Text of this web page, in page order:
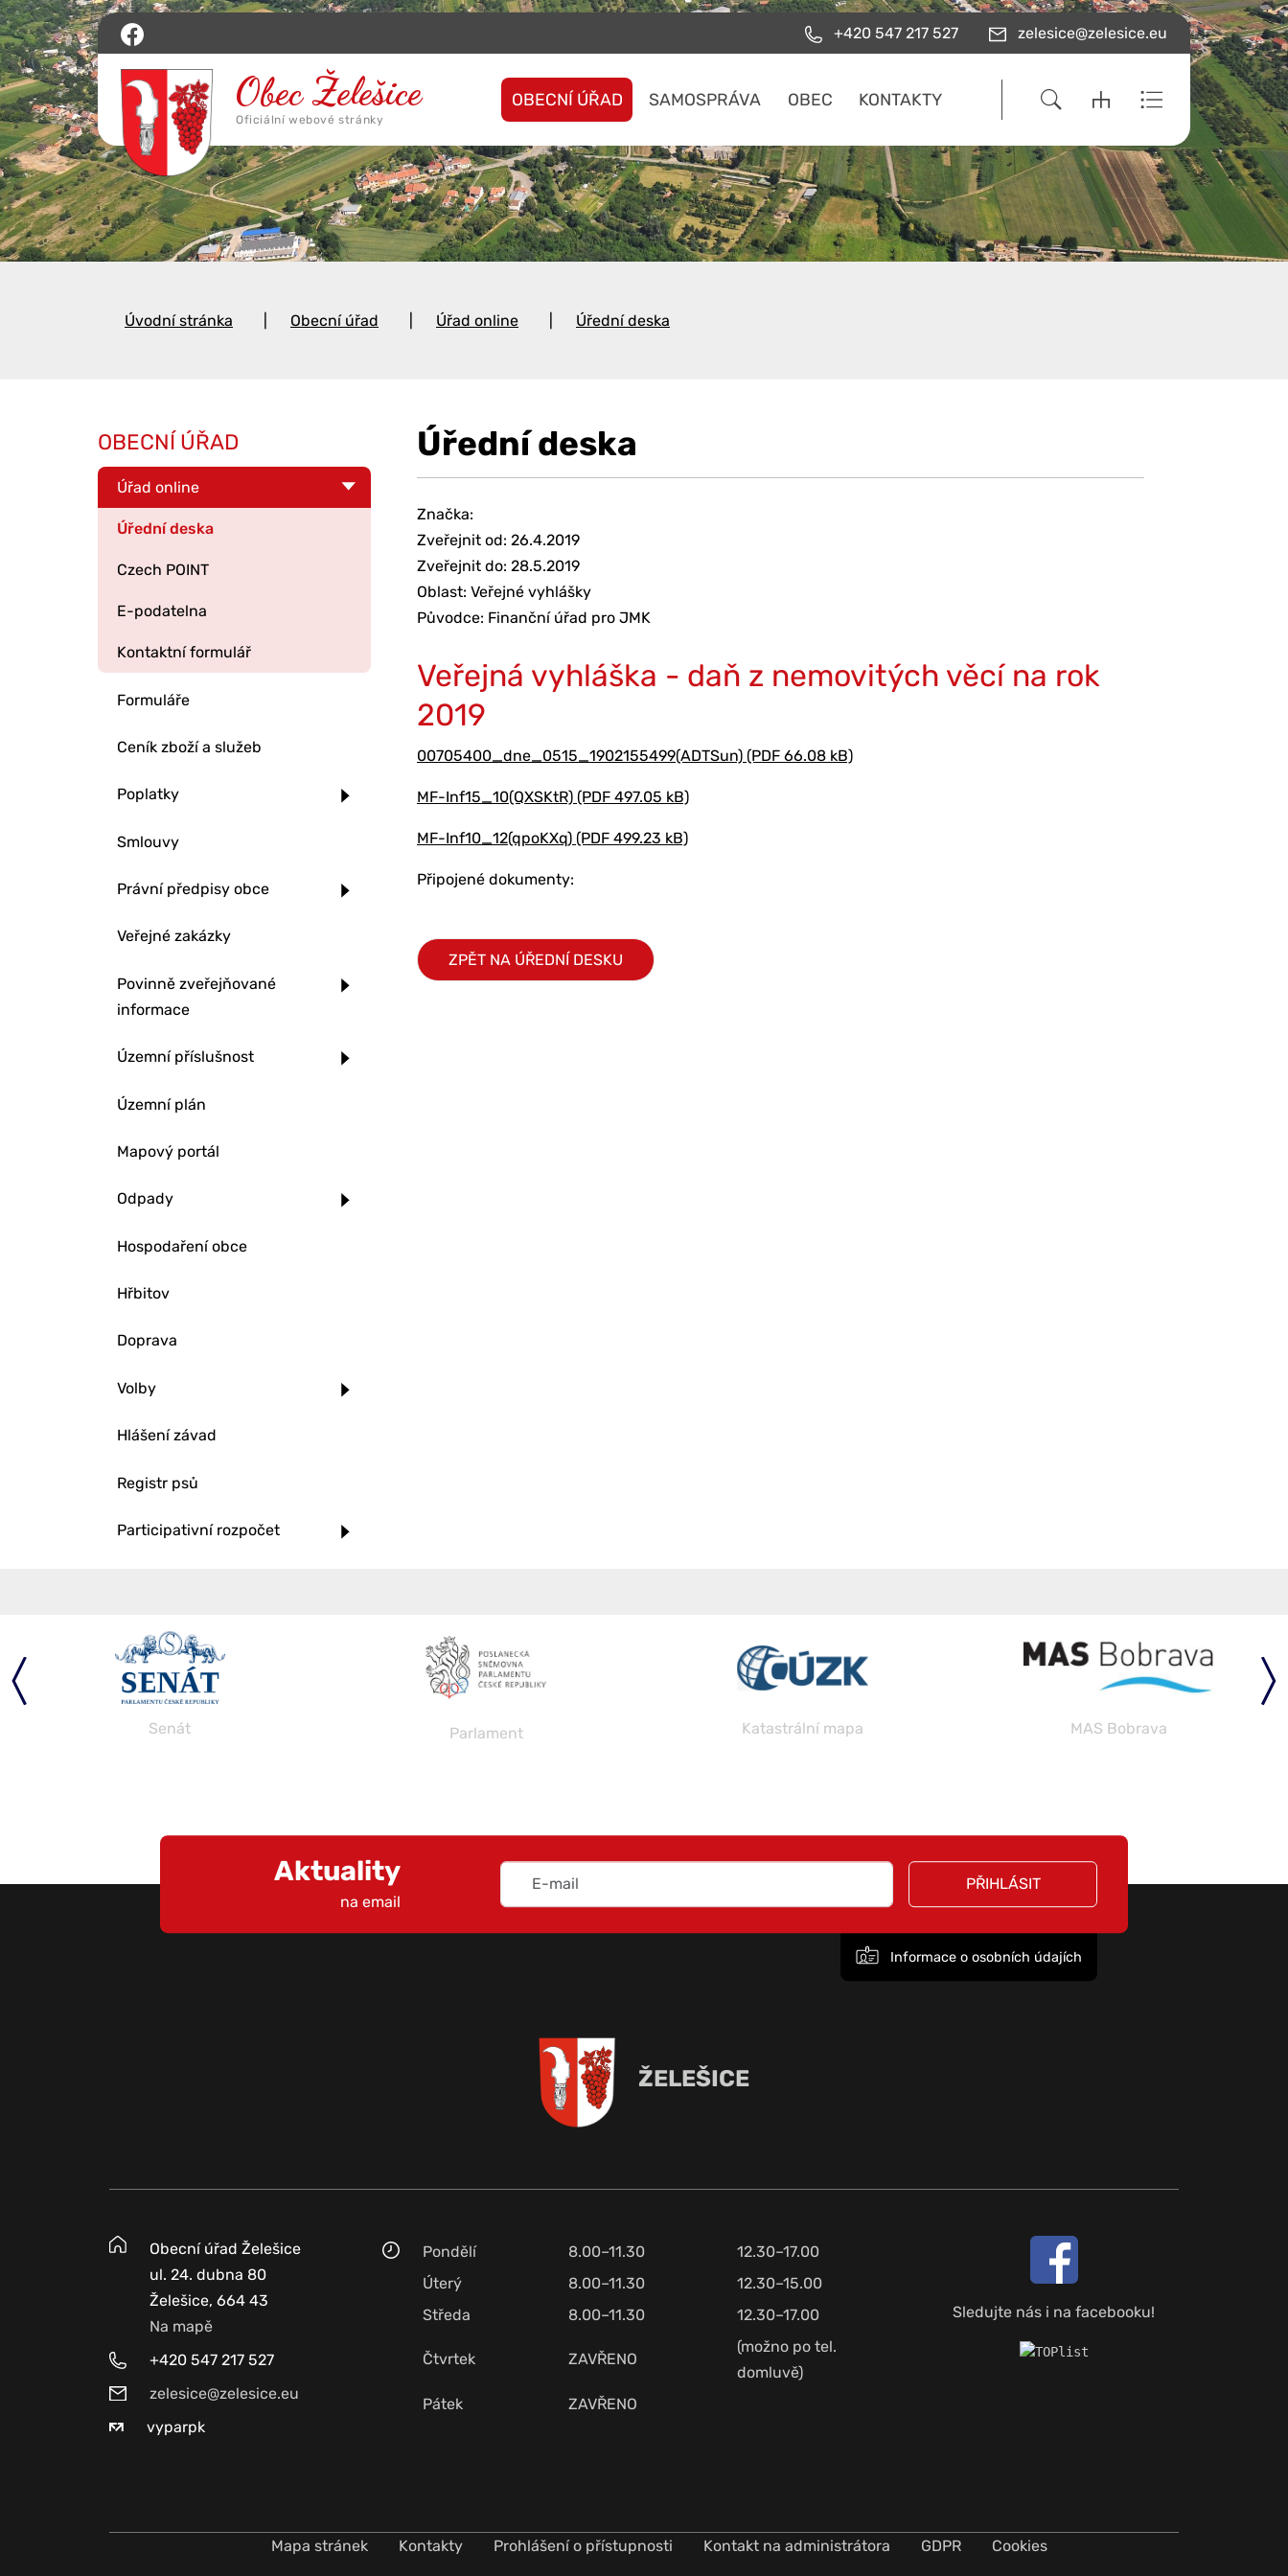
+420 547 217 527 zelesice@zelesice.eu
OBECNÍ ÚŘAD SAMOSPRÁVA OBEC KONTAKTY
Úvodní stránka Obecní úřad Úřad online Úřední deska
Úřední deska
Značka:
Zveřejnit od: 26.4.2019
Zveřejnit do: 28.5.2019
Oblast: Veřejné vyhlášky
Původce: Finanční úřad pro JMK
Veřejná vyhláška - daň z nemovitých věcí na rok
2019
00705400_dne_0515_1902155499(ADTSun) (PDF 66.08 kB)
MF-Inf15_10(QXSKtR) (PDF 497.05 kB)
MF-Inf10_12(qpoKXq) (PDF 499.23 kB)
Připojené dokumenty:
ZPĚT NA ÚŘEDNÍ DESKU
OBECNÍ ÚŘAD
Úřad online
Úřední deska
Czech POINT
E-podatelna
Kontaktní formulář
Formuláře
Ceník zboží a služeb
Poplatky
Smlouvy
Právní předpisy obce
Veřejné zakázky
Povinně zveřejňované
informace
Územní příslušnost
Územní plán
Mapový portál
Odpady
Hospodaření obce
Hřbitov
Doprava
Volby
Hlášení závad
Registr psů
Participativní rozpočet
Senát Parlament Katastrální mapa MAS Bobrava
Aktuality
na email
PŘIHLÁSIT
Informace o osobních údajích
ŽELEŠICE
Obecní úřad Želešice
ul. 24. dubna 80
Želešice, 664 43
Na mapě
+420 547 217 527
zelesice@zelesice.eu
vyparpk
Pondělí 8.00–11.30
12.30–17.00
Úterý
8.00–11.30
12.30–15.00
Středa
8.00–11.30 12.30–17.00
Čtvrtek ZAVŘENO
(možno po tel.
domluvě)
Pátek
ZAVŘENO
Sledujte nás i na facebooku!
Mapa stránek Kontakty Prohlášení o přístupnosti Kontakt na administrátora GDPR Cookies